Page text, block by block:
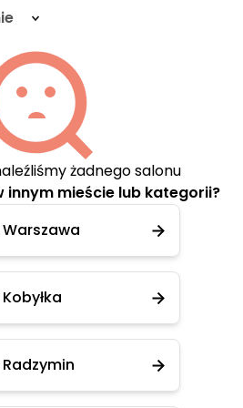
żadnego salonu
innym mieście lub kategorii?